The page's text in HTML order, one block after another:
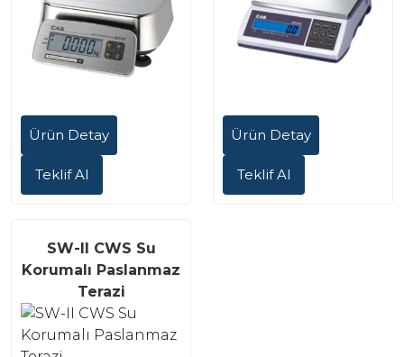
Ürün Detay
Teklif Al
Ürün Detay
Teklif Al
SW-II CWS Su
Korumalı Paslanmaz
Terazi